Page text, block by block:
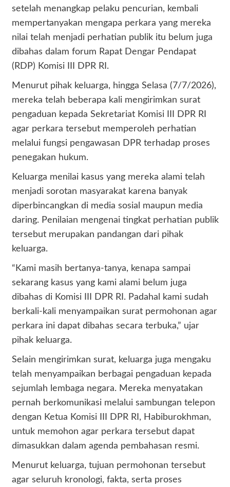
setelah menangkap pelaku pencurian, kembali
mempertanyakan mengapa perkara yang mereka
nilai telah menjadi perhatian publik itu belum juga
dibahas dalam forum Rapat Dengar Pendapat
(RDP) Komisi III DPR RI.
Menurut pihak keluarga, hingga Selasa (7/7/2026),
mereka telah beberapa kali mengirimkan surat
pengaduan kepada Sekretariat Komisi III DPR RI
agar perkara tersebut memperoleh perhatian
melalui fungsi pengawasan DPR terhadap proses
penegakan hukum.
Keluarga menilai kasus yang mereka alami telah
menjadi sorotan masyarakat karena banyak
diperbincangkan di media sosial maupun media
daring. Penilaian mengenai tingkat perhatian publik
tersebut merupakan pandangan dari pihak
keluarga.
“Kami masih bertanya-tanya, kenapa sampai
sekarang kasus yang kami alami belum juga
dibahas di Komisi III DPR RI. Padahal kami sudah
berkali-kali menyampaikan surat permohonan agar
perkara ini dapat dibahas secara terbuka,” ujar
pihak keluarga.
Selain mengirimkan surat, keluarga juga mengaku
telah menyampaikan berbagai pengaduan kepada
sejumlah lembaga negara. Mereka menyatakan
pernah berkomunikasi melalui sambungan telepon
dengan Ketua Komisi III DPR RI, Habiburokhman,
untuk memohon agar perkara tersebut dapat
dimasukkan dalam agenda pembahasan resmi.
Menurut keluarga, tujuan permohonan tersebut
agar seluruh kronologi, fakta, serta proses